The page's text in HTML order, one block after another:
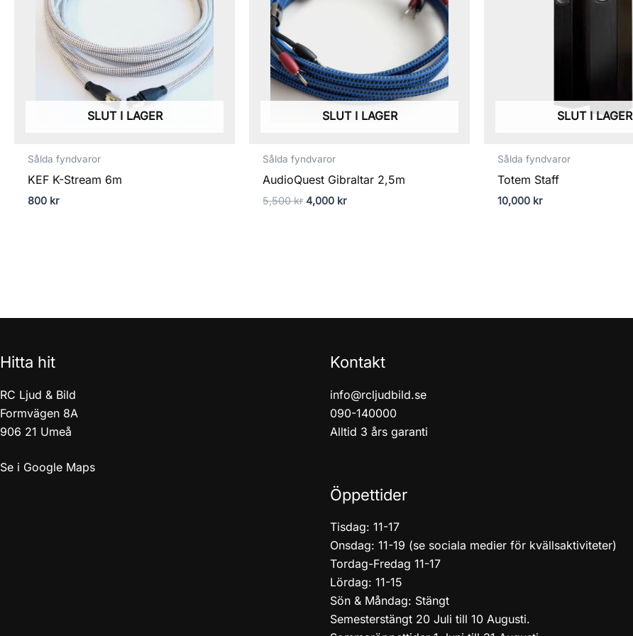
SLUT I LAGER
Sålda fyndvaror
KEF K-Stream 6m
800 kr
SLUT I LAGER
Sålda fyndvaror
AudioQuest Gibraltar 2,5m
5,500kr 4,000 kr
SLUT I LAGER
Sålda fyndvaror
Totem Staff
10,000 kr
Hitta hit
RC Ljud & Bild
Formvägen 8A
906 21 Umeå
Se i Google Maps
Kontakt
info@rcljudbild.se
090-140000
Alltid 3 års garanti
Öppettider
Tisdag: 11-17
Onsdag: 11-19 (se sociala medier för kvällsaktiviteter)
Tordag-Fredag 11-17
Lördag: 11-15
Sön & Måndag: Stängt
Semesterstängt 20 Juli till 10 Augusti.